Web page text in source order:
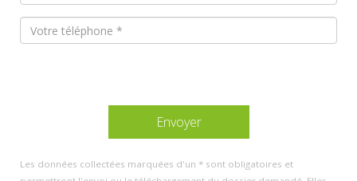
Les données collectées marquées d'un * sont obligatoires et